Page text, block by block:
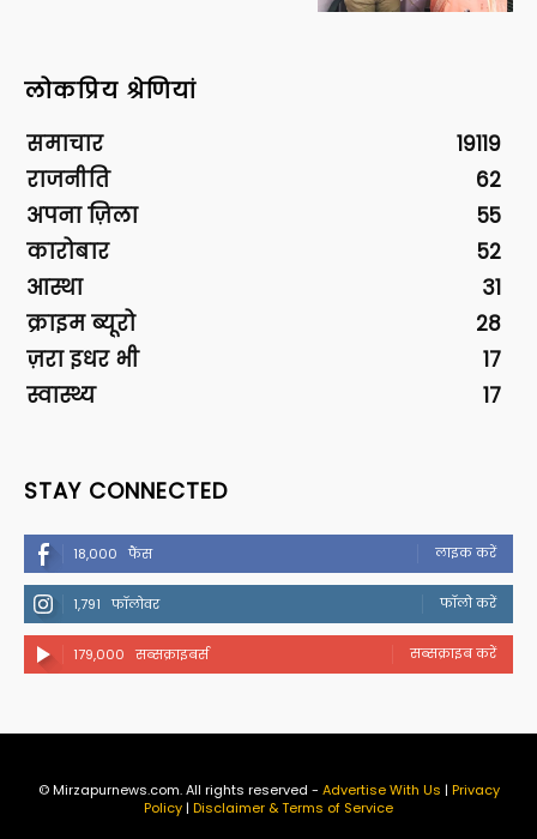
लोकप्रिय श्रेणियां
समाचार
19119
राजनीति
62
अपना ज़िला
55
कारोबार
52
आस्था
31
क्राइम ब्यूरो
28
ज़रा इधर भी
17
स्वास्थ्य
17
STAY CONNECTED
18,000 फैंस लाइक करें
1,791 फॉलोवर फॉलो करें
179,000 सब्सक्राइबर्स सब्सक्राइब करें
© Mirzapurnews.com. All rights reserved - Advertise With Us | Privacy
Policy| Disclaimer & Terms of Service